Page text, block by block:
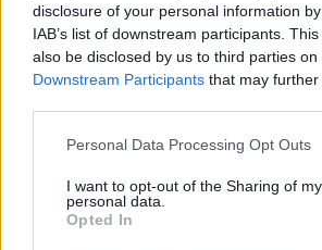
disclosure of your personal information
IAB’s list of downstream participants.
also be disclosed by us to third parties on
Downstream Participants that may
Personal Data Processing Opt Outs
I want to opt-out of the Sharing of my
personal data.
Opted In
hatására az infláció tovább
Bloomberg legfrissebb, május 4.
készült felméréséből derül ki -
Budapest Economic Forum
változhatnak meg a körülmények és a
magyar kormány és mivel néz szembe